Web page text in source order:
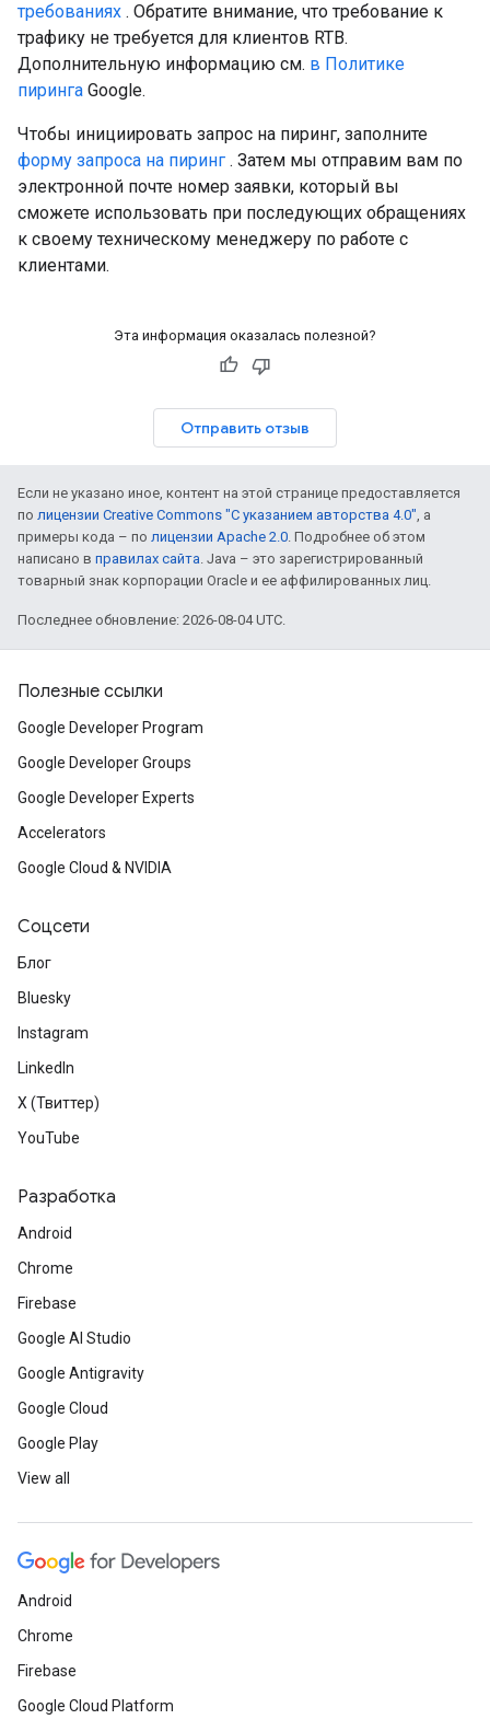
требованиях . Обратите внимание, что требование к
трафику не требуется для клиентов RTB.
Дополнительную информацию см. в Политике
пиринга Google.
Чтобы инициировать запрос на пиринг, заполните
форму запроса на пиринг . Затем мы отправим вам по
электронной почте номер заявки, который вы
сможете использовать при последующих обращениях
к своему техническому менеджеру по работе с
клиентами.
Эта информация оказалась полезной?
Отправить отзыв
Если не указано иное, контент на этой странице предоставляется
по лицензии Creative Commons "С указанием авторства 4.0", а
примеры кода – по лицензии Apache 2.0. Подробнее об этом
написано в правилах сайта. Java – это зарегистрированный
товарный знак корпорации Oracle и ее аффилированных лиц.
Последнее обновление: 2026-08-04 UTC.
Полезные ссылки
Google Developer Program
Google Developer Groups
Google Developer Experts
Accelerators
Google Cloud & NVIDIA
Соцсети
Блог
Bluesky
Instagram
LinkedIn
X (Твиттер)
YouTube
Разработка
Android
Chrome
Firebase
Google AI Studio
Google Antigravity
Google Cloud
Google Play
View all
Android
Chrome
Firebase
Google Cloud Platform